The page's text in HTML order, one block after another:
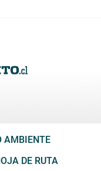
AMBIENTE
DE RUTA